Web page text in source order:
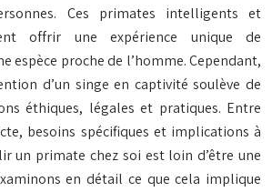
Ces primates intelligents et
offrir une expérience unique de
espèce proche de l’homme. Cependant,
d’un singe en captivité soulève de
éthiques, légales et pratiques. Entre
besoins spécifiques et implications à
un primate chez soi est loin d’être une
en détail ce que cela implique